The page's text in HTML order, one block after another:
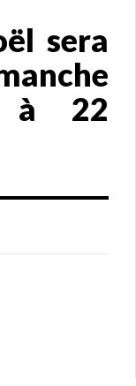
sera
à 22